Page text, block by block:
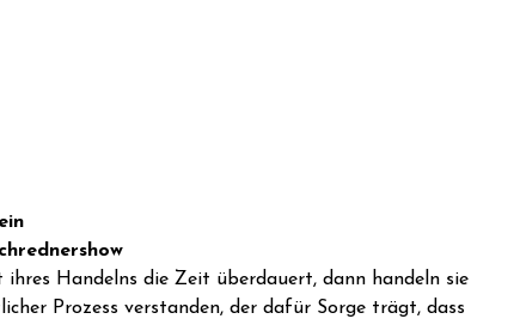
ihres Handelns die Zeit überdauert, dann handeln sie
Prozess verstanden, der dafür Sorge trägt, dass